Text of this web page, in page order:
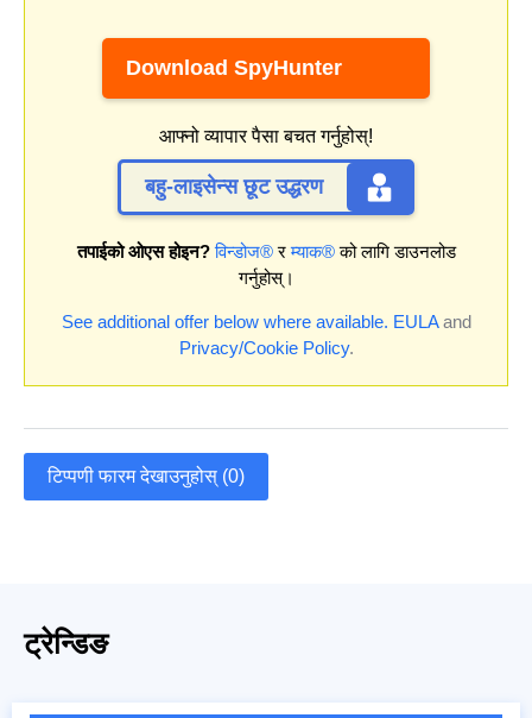
Download SpyHunter
आफ्नो व्यापार पैसा बचत गर्नुहोस्!
बहु-लाइसेन्स छूट उद्धरण
तपाईको ओएस होइन? विन्डोज®रम्याक®को लागि डाउनलोड
गर्नुहोस्।
See additional offer below where available. EULAand
Privacy/Cookie Policy.
टिप्पणी फारम देखाउनुहोस् (0)
ट्रेन्डिङ